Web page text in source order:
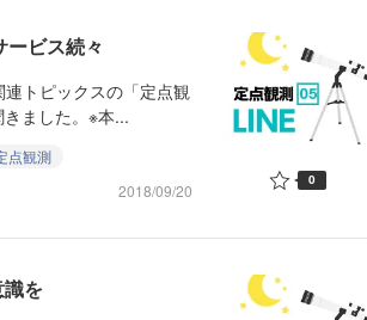
ビス続々
トピックスの「定点観
ました。※本...
点観測
2018/09/20
0
を